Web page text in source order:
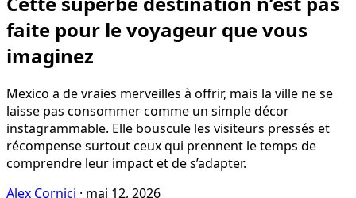
faite pour le voyageur que vous
imaginez
Mexico a de vraies merveilles à offrir, mais la ville ne se
laisse pas consommer comme un simple décor
instagrammable. Elle bouscule les visiteurs pressés et
récompense surtout ceux qui prennent le temps de
comprendre leur impact et de s’adapter.
Alex Cornici · mai 12, 2026